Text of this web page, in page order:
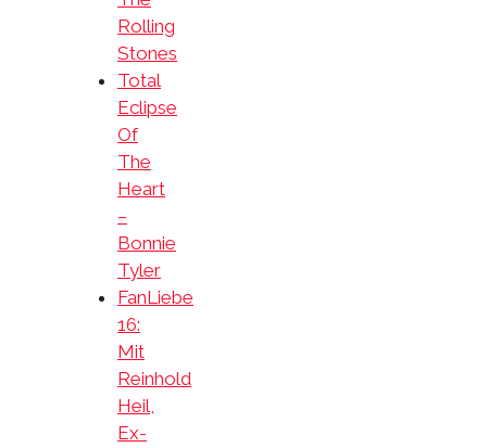
Rolling
Stones
Total
Eclipse
Of
The
Heart
–
Bonnie
Tyler
FanLiebe
16:
Mit
Reinhold
Heil,
Ex-